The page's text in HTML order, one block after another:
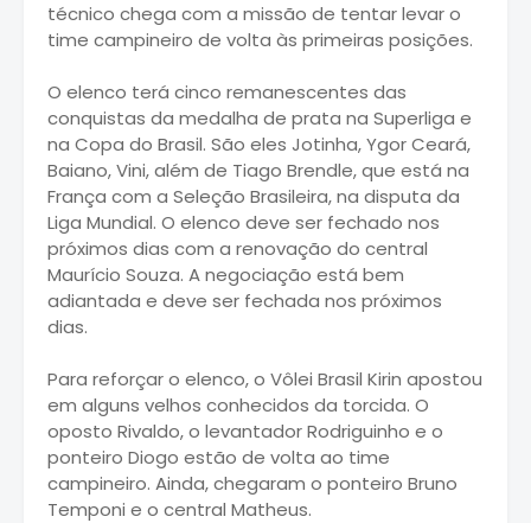
técnico chega com a missão de tentar levar o
time campineiro de volta às primeiras posições.
O elenco terá cinco remanescentes das
conquistas da medalha de prata na Superliga e
na Copa do Brasil. São eles Jotinha, Ygor Ceará,
Baiano, Vini, além de Tiago Brendle, que está na
França com a Seleção Brasileira, na disputa da
Liga Mundial. O elenco deve ser fechado nos
próximos dias com a renovação do central
Maurício Souza. A negociação está bem
adiantada e deve ser fechada nos próximos
dias.
Para reforçar o elenco, o Vôlei Brasil Kirin apostou
em alguns velhos conhecidos da torcida. O
oposto Rivaldo, o levantador Rodriguinho e o
ponteiro Diogo estão de volta ao time
campineiro. Ainda, chegaram o ponteiro Bruno
Temponi e o central Matheus.